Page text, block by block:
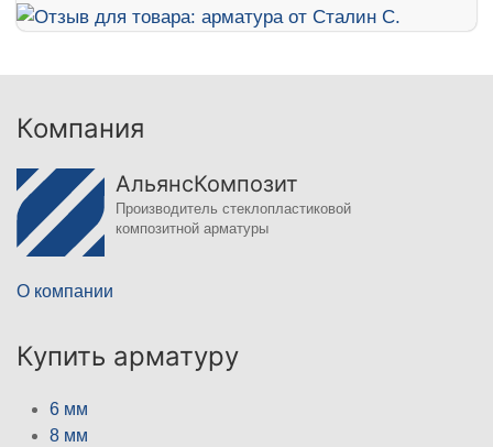
Компания
АльянсКомпозит
Производитель стеклопластиковой
композитной арматуры
О компании
Купить арматуру
6 мм
8 мм